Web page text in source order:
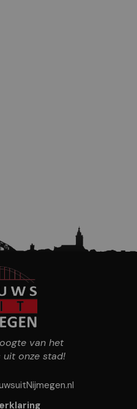
van het
uit onze stad!